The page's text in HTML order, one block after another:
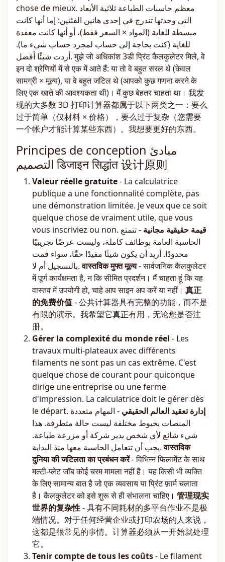
chose de mieux. معظم حاسبات الطباعة ثلاثية الأبعاد
التي وجدتها تندرج في إحدى هاتين الفئتين: إما أنها كانت
مبسطة للغاية (المواد × السعر فقط)، أو أنها كانت معقدة
للغاية (كنت بحاجة إلى حساب لمجرد حساب شيء ما).
أردت شيئًا أفضل. मुझे जो अधिकांश 3डी प्रिंट कैलकुलेटर मिले, वे
इन दो श्रेणियों में से एक में आते हैं: या तो वे बहुत सरल थे (केवल
सामग्री × मूल्य), या वे बहुत जटिल थे (आपको कुछ गणना करने के
लिए एक खाते की आवश्यकता थी)। मैं कुछ बेहतर चाहता था। 我发
现的大多数 3D 打印计算器都属于以下两类之一：要么
过于简单（仅材料 × 价格），要么过于复杂（您需要
一个帐户才能计算某些东西）。我想要更好的东西。
Principes de conception مبادئ
التصميم डिजाइन सिद्धांत 设计原则
Valeur réelle gratuite- La calculatrice
publique a une fonctionnalité complète, pas
une démonstration limitée. Je veux que ce soit
quelque chose de vraiment utile, que vous
vous inscriviez ou non.
قيمة حقيقية مجانية - تتمتع
الحاسبة العامة بوظائف كاملة، وليست عرضًا تجريبيًا
محدودًا. أريد أن يكون شيئًا مفيدًا حقًا، سواء قمت
بالتسجيل أم لا.वास्तविक मुफ्त मूल्य- सार्वजनिक कैलकुलेटर
में पूर्ण कार्यक्षमता है, न कि सीमित प्रदर्शन। मैं चाहता हूं कि यह
वास्तव में उपयोगी हो, चाहे आप साइन अप करें या नहीं। 真正
的免费价值- 公共计算器具有完整的功能，而不是
有限的演示。我希望它真正有用，无论您是否注
册。
Gérer la complexité du monde réel - Les
travaux multi-plateaux avec différents
filaments ne sont pas un cas extrême. C'est
quelque chose de courant pour quiconque
dirige une entreprise ou une ferme
d'impression. La calculatrice doit le gérer dès
le départ.
إدارة تعقيد العالم الحقيقي - المهام متعددة
المنصات بخيوط مختلفة ليست حالة متطرفة. هذا
شيء شائع لأي شخص يدير شركة أو مزرعة طباعة.
يجب أن تتعامل الحاسبة معها منذ البداية.वास्तविक
दुनिया की जटिलता का प्रबंधन करें- विभिन्न फिलामेंट के साथ
मल्टी-प्लेट जॉब कोई चरम मामला नहीं है। यह किसी भी व्यक्ति
के लिए सामान्य बात है जो एक व्यवसाय या प्रिंट फ़ार्म चलाता
है। कैलकुलेटर को इसे शुरू से ही संभालना चाहिए। 管理现实
世界的复杂性- 具有不同耗材的多平台作业不是极
端情况。对于任何经营企业或打印农场的人来说，
这都是很常见的事情。计算器必须从一开始就处理
它。
Tenir compte de tous les coûts- Le filament